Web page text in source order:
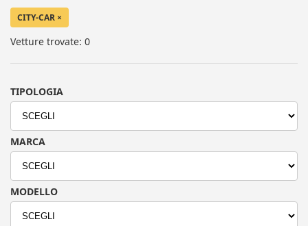
CITY-CAR ×
Vetture trovate: 0
TIPOLOGIA
MARCA
MODELLO